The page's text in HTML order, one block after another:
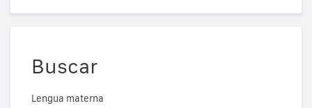
Buscar
Lengua materna